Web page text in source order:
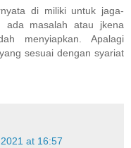
di miliki untuk jaga-
masalah atau jkena
menyiapkan. Apalagi
sesuai dengan syariat
at 16:57